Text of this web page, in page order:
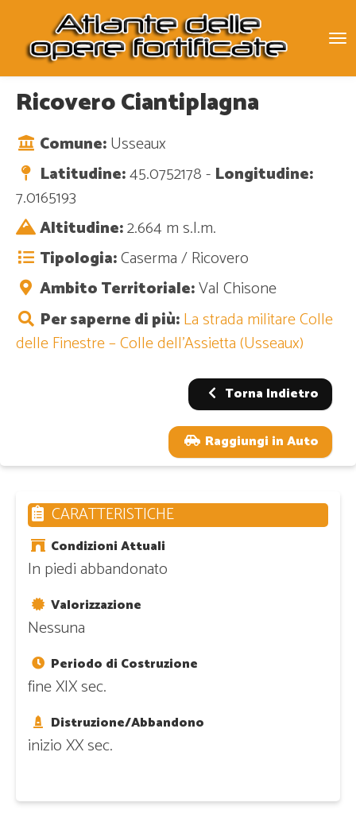
Ricovero Ciantiplagna
Comune:Usseaux
Latitudine:45.0752178 - Longitudine:
7.0165193
Altitudine:2.664 m s.l.m.
Tipologia:Caserma / Ricovero
Ambito Territoriale:Val Chisone
Per saperne di più:La strada militare Colle
delle Finestre – Colle dell’Assietta (Usseaux)
Torna Indietro
Raggiungi in Auto
CARATTERISTICHE
Condizioni Attuali
In piedi abbandonato
Valorizzazione
Nessuna
Periodo di Costruzione
fine XIX sec.
Distruzione/Abbandono
inizio XX sec.